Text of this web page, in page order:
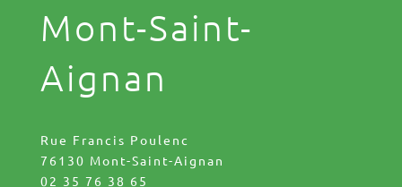
Mont-Saint-
Aignan
Rue Francis Poulenc
76130 Mont-Saint-Aignan
02 35 76 38 65